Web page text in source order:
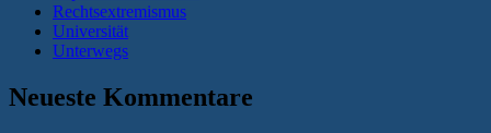
Rechtsextremismus
Universität
Unterwegs
Neueste Kommentare